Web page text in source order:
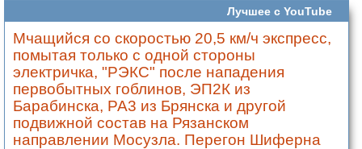
Лучшее с YouTube
Мчащийся со скоростью 20,5 км/ч экспресс,
помытая только с одной стороны
электричка, "РЭКС" после нападения
первобытных гоблинов, ЭП2К из
Барабинска, РА3 из Брянска и другой
подвижной состав на Рязанском
направлении Мосузла. Перегон Шиферна